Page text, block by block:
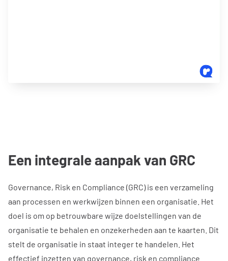
Een integrale aanpak van GRC
Governance, Risk en Compliance (GRC) is een verzameling
aan processen en werkwijzen binnen een organisatie. Het
doel is om op betrouwbare wijze doelstellingen van de
organisatie te behalen en onzekerheden aan te kaarten. Dit
stelt de organisatie in staat integer te handelen. Het
effectief inzetten van governance, risk en compliance